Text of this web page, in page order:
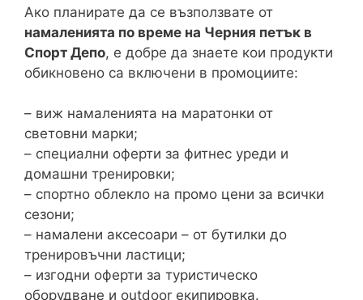
Ако планирате да се възползвате от
намаленията по време на Черния петък в
Спорт Депо, е добре да знаете кои продукти
обикновено са включени в промоциите:
– виж намаленията на маратонки от
световни марки;
– специални оферти за фитнес уреди и
домашни тренировки;
– спортно облекло на промо цени за всички
сезони;
– намалени аксесоари – от бутилки до
тренировъчни ластици;
– изгодни оферти за туристическо
оборудване и outdoor екипировка.